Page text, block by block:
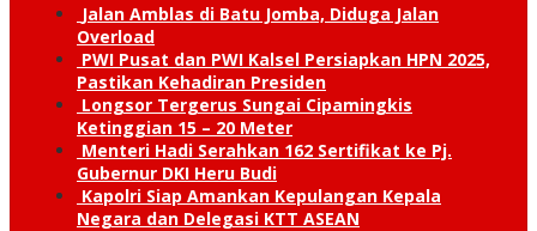
Jalan Amblas di Batu Jomba, Diduga Jalan
Overload
PWI Pusat dan PWI Kalsel Persiapkan HPN 2025,
Pastikan Kehadiran Presiden
Longsor Tergerus Sungai Cipamingkis
Ketinggian 15 – 20 Meter
Menteri Hadi Serahkan 162 Sertifikat ke Pj.
Gubernur DKI Heru Budi
Kapolri Siap Amankan Kepulangan Kepala
Negara dan Delegasi KTT ASEAN